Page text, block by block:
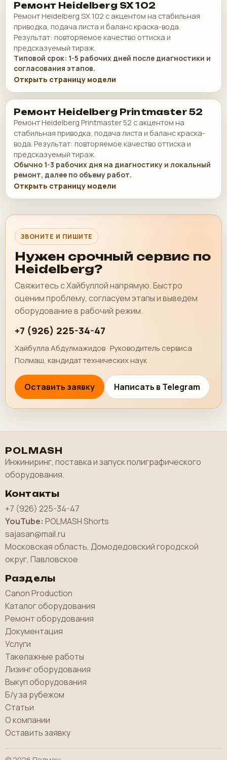
Ремонт Heidelberg SX 102
Ремонт Heidelberg SX 102 с акцентом на стабильная
приводка, подача листа и баланс краска-вода.
Результат: повторяемое качество оттиска и
предсказуемый тираж.
Типовой срок: 1-5 рабочих дней после диагностики и
согласования этапов.
Открыть страницу модели
Ремонт Heidelberg Printmaster 52
Ремонт Heidelberg Printmaster 52 с акцентом на
стабильная приводка, подача листа и баланс краска-
вода. Результат: повторяемое качество оттиска и
предсказуемый тираж.
Обычно 1-3 рабочих дня на диагностику и локальный
ремонт, далее по объему работ.
Открыть страницу модели
ЗВОНИТЕ И ПИШИТЕ
Нужен срочный сервис по
Heidelberg?
Свяжитесь с Хайбуллой напрямую. Быстро
оценим проблему, согласуем этапы и выведем
оборудование в рабочий режим.
+7 (926) 225-34-47
Хайбулла Абдулмажидов · Руководитель сервиса
Полмаш, кандидат технических наук
Оставить заявку Написать в Telegram
POLMASH
Инжиниринг, поставка и запуск полиграфического
оборудования.
Контакты
+7 (926) 225-34-47
YouTube: POLMASH Shorts
sajasan@mail.ru
Московская область, Домодедовский городской
округ, Павловское
Разделы
Canon Production
Каталог оборудования
Ремонт оборудования
Документация
Услуги
Такелажные работы
Лизинг оборудования
Выкуп оборудования
Б/у за рубежом
Статьи
О компании
Оставить заявку